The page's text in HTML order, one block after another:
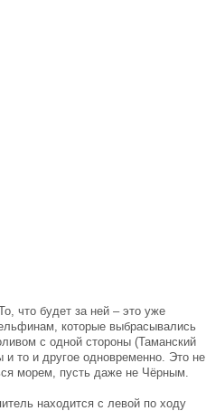
что будет за ней – это уже
которые выбрасывались
с одной стороны (Таманский
то и другое одновременно. Это не
морем, пусть даже не Чёрным.
находится с левой по ходу